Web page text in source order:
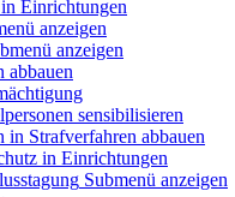
Einrichtungen
anzeigen
anzeigen
abbauen
sensibilisieren
in Strafverfahren abbauen
in Einrichtungen
Submenü anzeigen